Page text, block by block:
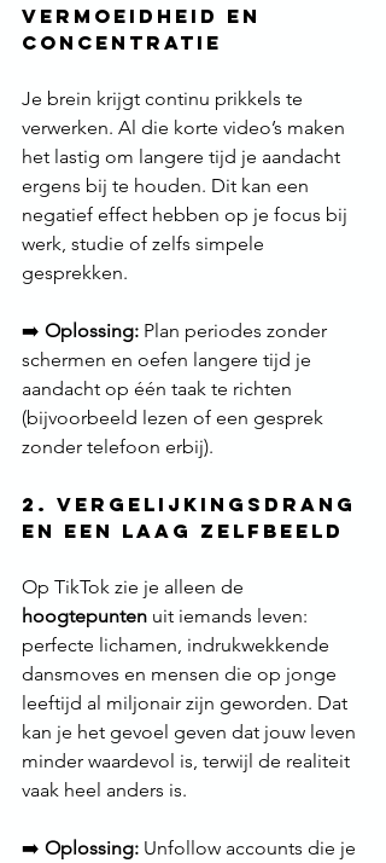
Vermoeidheid en
Concentratie
Je brein krijgt continu prikkels te
verwerken. Al die korte video’s maken
het lastig om langere tijd je aandacht
ergens bij te houden. Dit kan een
negatief effect hebben op je focus bij
werk, studie of zelfs simpele
gesprekken.
➡️ Oplossing: Plan periodes zonder
schermen en oefen langere tijd je
aandacht op één taak te richten
(bijvoorbeeld lezen of een gesprek
zonder telefoon erbij).
2. Vergelijkingsdrang
en een Laag Zelfbeeld
Op TikTok zie je alleen de
hoogtepunten uit iemands leven:
perfecte lichamen, indrukwekkende
dansmoves en mensen die op jonge
leeftijd al miljonair zijn geworden. Dat
kan je het gevoel geven dat jouw leven
minder waardevol is, terwijl de realiteit
vaak heel anders is.
➡️ Oplossing: Unfollow accounts die je